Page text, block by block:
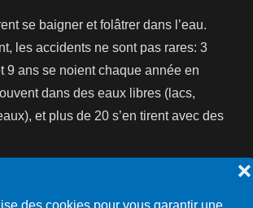
❌
se baigner et folâtrer dans l’eau.
les accidents ne sont pas rares: 3
9 ans se noient chaque année en
dans des eaux libres (lacs,
et plus de 20 s’en tirent avec des